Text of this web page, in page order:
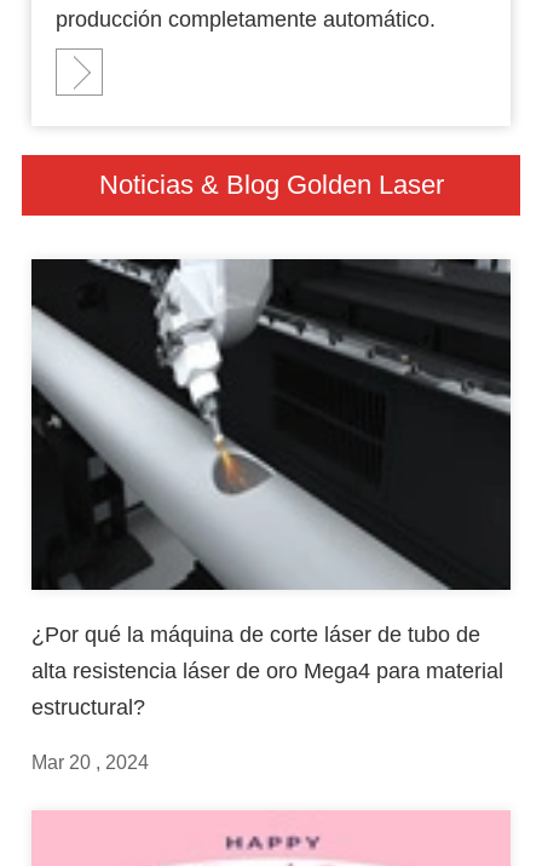
producción completamente automático.
Noticias & Blog Golden Laser
¿Por qué la máquina de corte láser de tubo de
alta resistencia láser de oro Mega4 para material
estructural?
Mar 20 , 2024